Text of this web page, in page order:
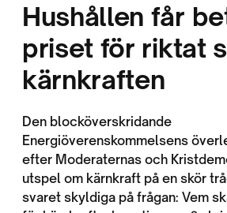
Hushållen får
priset för riktat
kärnkraften
Den blocköverskridande
Energiöverenskommelsens
efter Moderaternas och
utspel om kärnkraft på en skör
svaret skyldiga på frågan: Vem